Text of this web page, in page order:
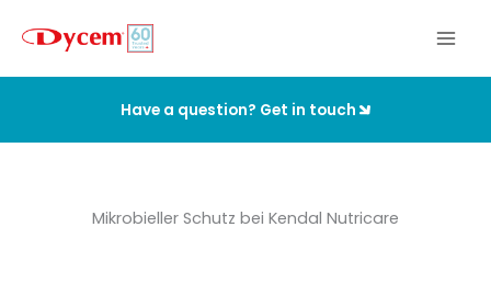
Inhalt
springen
Have a question? Get in touch
Mikrobieller Schutz bei Kendal Nutricare